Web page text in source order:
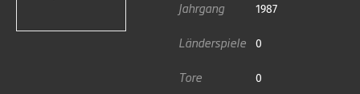
Jahrgang 1987
Länderspiele 0
Tore 0